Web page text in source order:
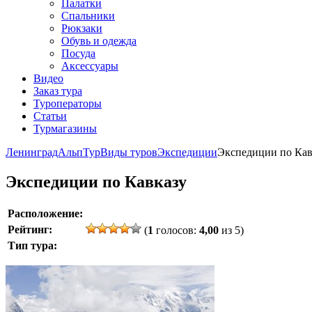
Палатки
Спальники
Рюкзаки
Обувь и одежда
Посуда
Аксессуары
Видео
Заказ тура
Туроператоры
Статьи
Турмагазины
ЛенинградАльпТурВиды туровЭкспедицииЭкспедиции по
Экспедиции по Кавказу
Расположение:
Рейтинг:
(1 голосов: 4,00 из 5)
Тип тура: